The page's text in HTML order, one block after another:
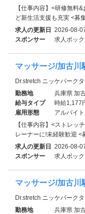
【仕事内容】<研修無料
ど新生活支援も充実 <募
求人の更新日 2026-08-
スポンサー
求人ボック
マッサージ/加古川
Dr.stretch ニッケパーク
勤務地
兵庫県 加
給与タイプ
時給1,177
雇用形態
アルバイ
【仕事内容】<ストレッ
レーナーに!未経験歓迎 <
求人の更新日 2026-08-
スポンサー
求人ボック
マッサージ/加古川
Dr.stretch ニッケパーク
勤務地
兵庫県 加